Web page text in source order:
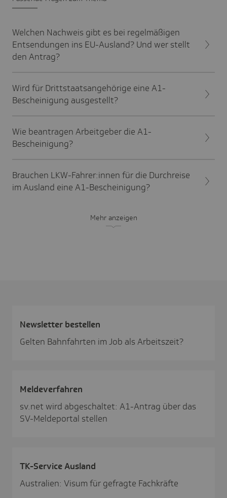
Welchen Nachweis gibt es bei regelmäßigen
Entsendungen ins EU-Ausland? Und wer stellt
den Antrag?
Wird für Drittstaatsangehörige eine A1-
Bescheinigung ausgestellt?
Wie beantragen Arbeitgeber die A1-
Bescheinigung?
Brauchen LKW-Fahrer:innen für die Durchreise
im Ausland eine A1-Bescheinigung?
Mehr anzeigen
News­letter bestellen
Gelten Bahnfahrten im Job als Arbeitszeit?
Melde­ver­fahren
sv.net wird abgeschaltet: A1-Antrag über das
SV-Meldeportal stellen
TK-Service Ausland
Australien: Visum für gefragte Fachkräfte